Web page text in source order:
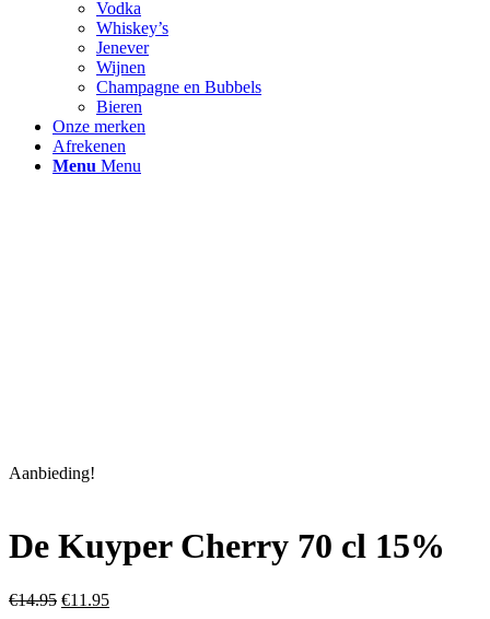
Vodka
Whiskey’s
Jenever
Wijnen
Champagne en Bubbels
Bieren
Onze merken
Afrekenen
Menu Menu
Aanbieding!
De Kuyper Cherry 70 cl 15%
€14.95 Oorspronkelijke
€11.95Huidige